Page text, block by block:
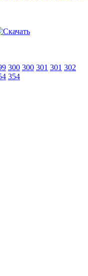
300 300 301 301 302
354